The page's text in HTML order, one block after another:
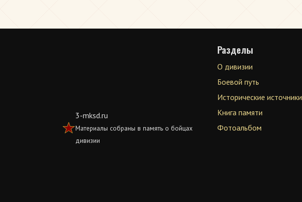
3-mksd.ru
Материалы собраны в память о бойцах
дивизии
Разделы
О дивизии
Боевой путь
Исторические источники
Книга памяти
Фотоальбом